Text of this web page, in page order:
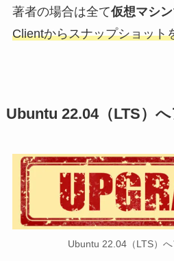
著者の場合は全て仮想マシン
Clientからスナップショット
Ubuntu 22.04（LTS）
Ubuntu 22.04（LTS）